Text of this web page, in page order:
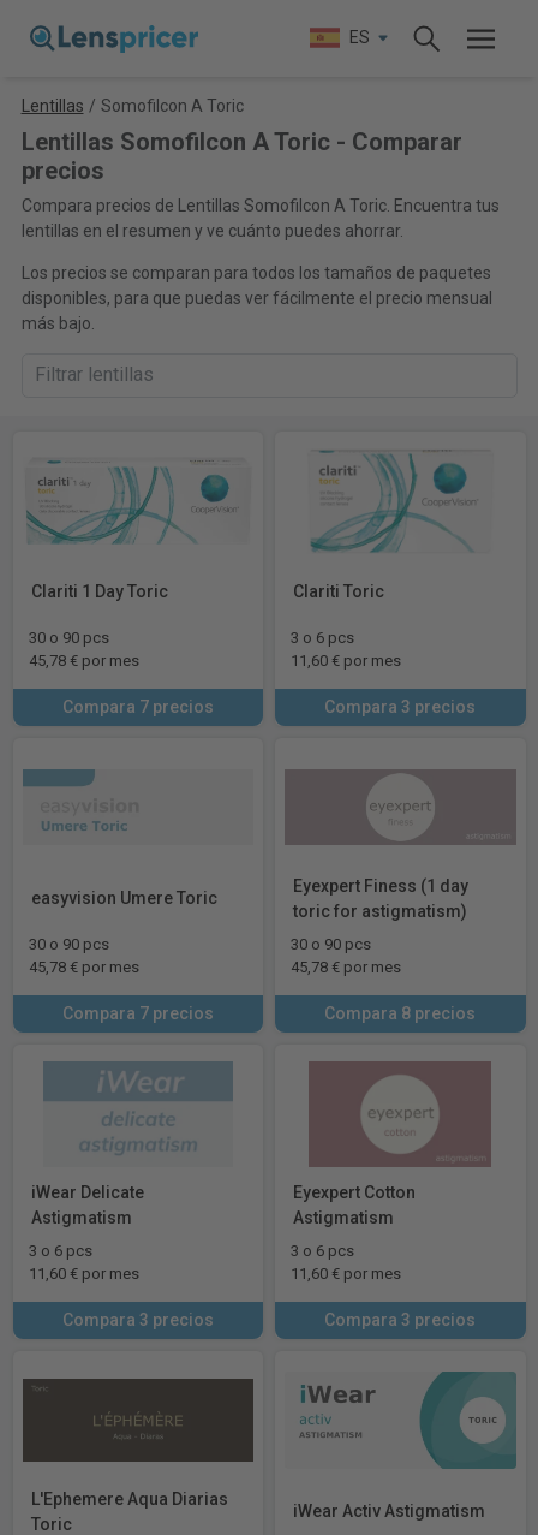
ES
Lentillas / Somofilcon A Toric
Lentillas Somofilcon A Toric - Comparar
precios
Compara precios de Lentillas Somofilcon A Toric. Encuentra tus
lentillas en el resumen y ve cuánto puedes ahorrar.
Los precios se comparan para todos los tamaños de paquetes
disponibles, para que puedas ver fácilmente el precio mensual
más bajo.
Clariti 1 Day Toric
30 o 90 pcs
45,78 € por mes
Compara 7 precios
Clariti Toric
3 o 6 pcs
11,60 € por mes
Compara 3 precios
easyvision Umere Toric
30 o 90 pcs
45,78 € por mes
Compara 7 precios
Eyexpert Finess (1 day
toric for astigmatism)
30 o 90 pcs
45,78 € por mes
Compara 8 precios
iWear Delicate
Astigmatism
3 o 6 pcs
11,60 € por mes
Compara 3 precios
Eyexpert Cotton
Astigmatism
3 o 6 pcs
11,60 € por mes
Compara 3 precios
L'Ephemere Aqua Diarias
Toric
iWear Activ Astigmatism